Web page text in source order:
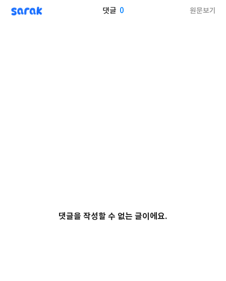
sarak 댓글 0 원문보기
댓글을 작성할 수 없는 글이에요.